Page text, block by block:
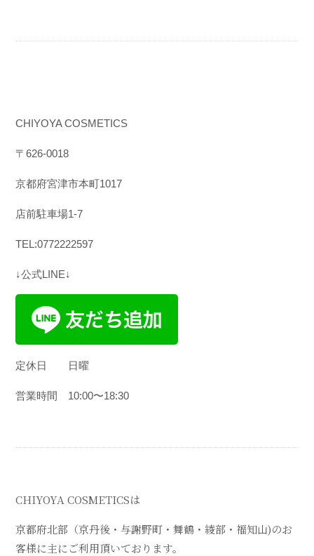
CHIYOYA COSMETICS
〒 626-0018
京都府宮津市本町1017
店前駐車場1-7
TEL:0772222597
↓公式LINE↓
定休日 日曜
営業時間 10:00〜18:30
CHIYOYA COSMETICSは
京都府北部（京丹後・与謝野町・舞鶴・綾部・福知山)のお
客様に主にご利用頂いております。